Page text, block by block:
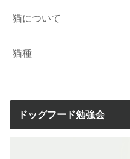
猫について
猫種
ドッグフード勉強会